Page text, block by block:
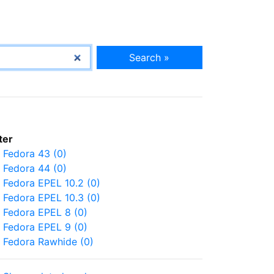
Search »
Fedora 43 (0)
Fedora 44 (0)
Fedora EPEL 10.2 (0)
Fedora EPEL 10.3 (0)
Fedora EPEL 8 (0)
Fedora EPEL 9 (0)
Fedora Rawhide (0)